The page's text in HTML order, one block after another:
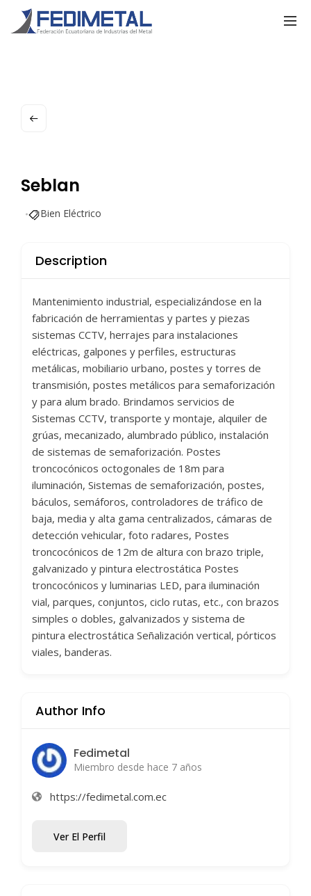
Seblan
Bien Eléctrico
Description
Mantenimiento industrial, especializándose en la
fabricación de herramientas y partes y piezas
sistemas CCTV, herrajes para instalaciones
eléctricas, galpones y perfiles, estructuras
metálicas, mobiliario urbano, postes y torres de
transmisión, postes metálicos para semaforización
y para alum brado. Brindamos servicios de
Sistemas CCTV, transporte y montaje, alquiler de
grúas, mecanizado, alumbrado público, instalación
de sistemas de semaforización. Postes
troncocónicos octogonales de 18m para
iluminación, Sistemas de semaforización, postes,
báculos, semáforos, controladores de tráfico de
baja, media y alta gama centralizados, cámaras de
detección vehicular, foto radares, Postes
troncocónicos de 12m de altura con brazo triple,
galvanizado y pintura electrostática Postes
troncocónicos y luminarias LED, para iluminación
vial, parques, conjuntos, ciclo rutas, etc., con brazos
simples o dobles, galvanizados y sistema de
pintura electrostática Señalización vertical, pórticos
viales, banderas.
Author Info
Fedimetal
Miembro desde hace 7 años
https://fedimetal.com.ec
Ver El Perfil